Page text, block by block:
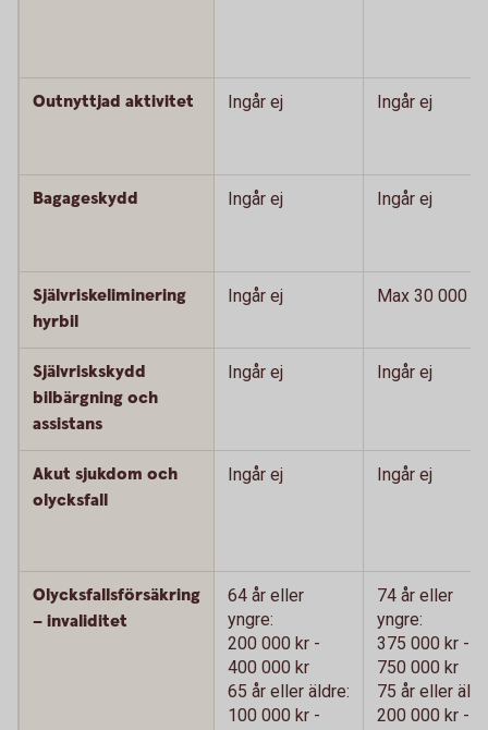
Outnyttjad aktivitet Ingår ej Ingår ej
Bagageskydd Ingår ej Ingår ej
Självriskeliminering
hyrbil
Ingår ej Max 30 000 kr
Självriskskydd
bilbärgning och
assistans
Ingår ej Ingår ej
Akut sjukdom och
olycksfall
Ingår ej Ingår ej
Olycksfallsförsäkring
– invaliditet
64 år eller
yngre:
200 000 kr -
400 000 kr
65 år eller äldre:
100 000 kr -
74 år eller
yngre:
375 000 kr -
750 000 kr
75 år eller
200 000 kr -